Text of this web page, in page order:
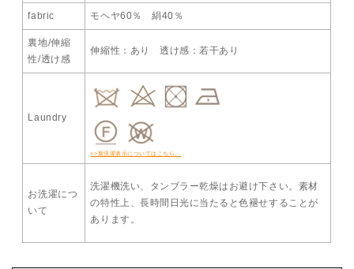
fabric モヘヤ60％ 絹40％
裏地/伸縮
性/透け感
伸縮性：あり 透け感：若干あり
Laundry
>>新洗濯表示についてはこちら。
お洗濯につ
いて
洗濯機洗い、タンブラー乾燥はお避け下さい。素材
の特性上、長時間日光に当たると色褪せすることが
あります。